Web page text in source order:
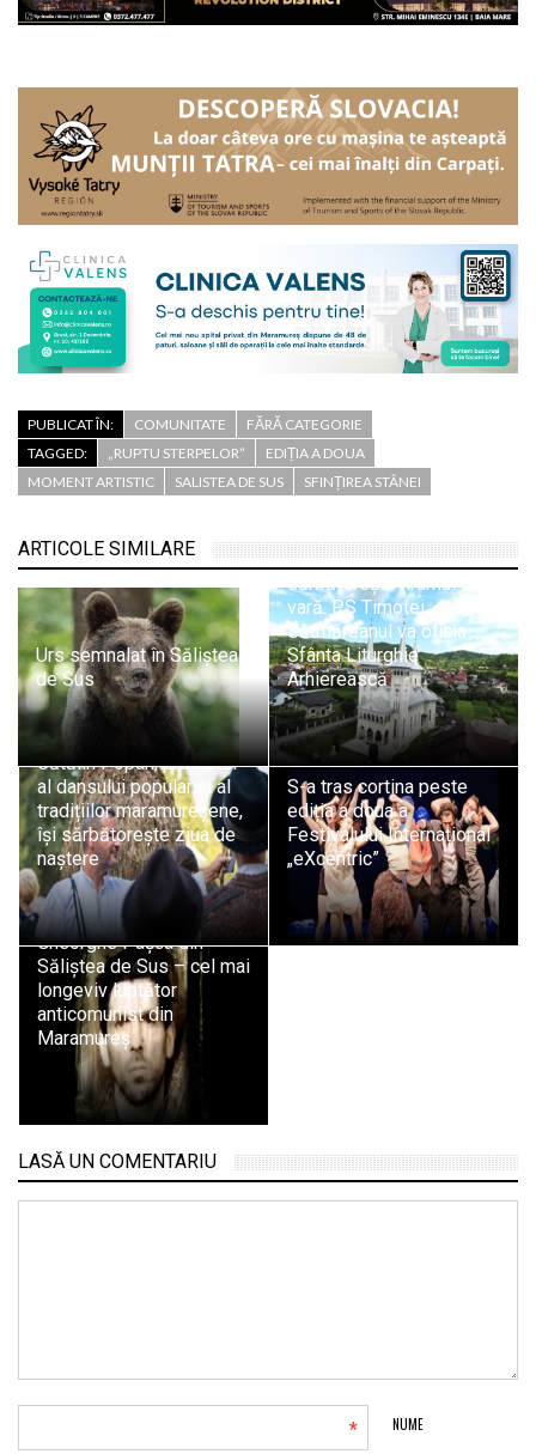
PUBLICAT ÎN: COMUNITATE
FĂRĂ CATEGORIE
TAGGED:
„RUPTU STERPELOR”
EDIȚIA A DOUA
MOMENT ARTISTIC
SALISTEA DE SUS SFINȚIREA STÂNEI
ARTICOLE SIMILARE
Urs semnalat în Săliștea
de Sus
Săliștea de Sus își
sărbătorește hramul de
vară. PS Timotei
Sătmăreanul va oficia
Sfânta Liturghie
Arhierească
Cătălin Popan, promotor
al dansului popular și al
tradițiilor maramureșene,
își sărbătorește ziua de
naștere
S-a tras cortina peste
ediția a doua a
Festivalului Internațional
„eXcentric”
Se împlinesc 68 de ani
de la uciderea lui
Gheorghe Pașca din
Săliștea de Sus – cel mai
longeviv luptător
anticomunist din
Maramureș
LASĂ UN COMENTARIU
NUME
*